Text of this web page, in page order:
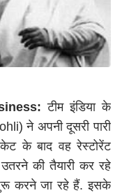
टीम इंडिया के
ने अपनी दूसरी पारी
के बाद वह रेस्टोरेंट
की तैयारी कर रहे
करने जा रहे हैं. इसके